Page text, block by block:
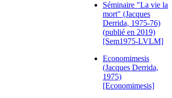
Séminaire "La vie la
mort" (Jacques
Derrida, 1975-76)
(publié en 2019)
[Sem1975-LVLM]
Economimesis
(Jacques Derrida,
1975)
[Economimesis]